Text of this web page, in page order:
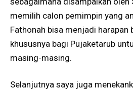
memilih calon pemimpin yang
Fathonah bisa menjadi harapan
khususnya bagi Pujaketarub
masing-masing.
Selanjutnya saya juga